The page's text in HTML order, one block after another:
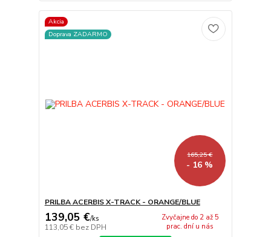
Akcia
Doprava ZADARMO
165,25 €
- 16 %
PRILBA ACERBIS X-TRACK - ORANGE/BLUE
139,05 €/ks
113,05 € bez DPH
Zvyčajne do 2 až 5
prac. dní u nás